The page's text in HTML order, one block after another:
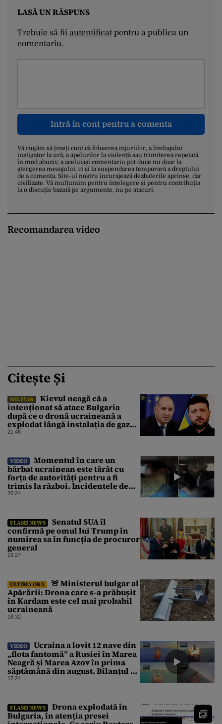
LASĂ UN RĂSPUNS
Trebuie să fii autentificatpentru a publica un
comentariu.
Intră în cont pentru a comenta
Vă rugăm să țineți cont că folosirea injuriilor, a limbajului
instigator la ură, a apelurilor la violență sau trimiterea repetată,
în mod abuziv, a aceluiași comentariu pot duce nu doar la
ștergerea mesajului, ci și la suspendarea temporară a dreptului
de a comenta. Site-ul nostru încurajează dezbaterile aprinse, dar
civilizate. Vă mulțumim pentru înțelegere și pentru contribuția
la o discuție bazată pe argumente, nu pe atacuri.
Recomandarea video
Citește Și
MILITAR
Kievul neagă că a
intenționat să atace Bulgaria
după ce o dronă ucraineană a
explodat lângă instalația de gaz
de la granița României
21:46
VIDEO
Momentul în care un
bărbat ucrainean este târât cu
forța de autorități pentru a fi
trimis la război. Incidentele de
acest fel sunt tot mai dese
20:24
FLASH NEWS
Senatul SUA îl
confirmă pe omul lui Trump în
numirea sa în funcția de procuror
general
19:27
ULTIMA ORĂ
🚨 Ministerul bulgar al
Apărării: Drona care s-a prăbușit
în Kardam este cel mai probabil
ucraineană
18:32
VIDEO
Ucraina a lovit 12 nave din
„flota fantomă” a Rusiei în Marea
Neagră și Marea Azov în prima
săptămână din august. Bilanțul a
ajuns la 218
17:24
FLASH NEWS
Drona explodată în
Bulgaria, în atenția presei